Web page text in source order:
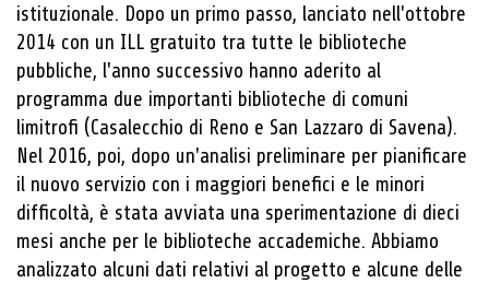
istituzionale. Dopo un primo passo, lanciato nell'ottobre
2014 con un ILL gratuito tra tutte le biblioteche
pubbliche, l'anno successivo hanno aderito al
programma due importanti biblioteche di comuni
limitrofi (Casalecchio di Reno e San Lazzaro di Savena).
Nel 2016, poi, dopo un'analisi preliminare per pianificare
il nuovo servizio con i maggiori benefici e le minori
difficoltà, è stata avviata una sperimentazione di dieci
mesi anche per le biblioteche accademiche. Abbiamo
analizzato alcuni dati relativi al progetto e alcune delle